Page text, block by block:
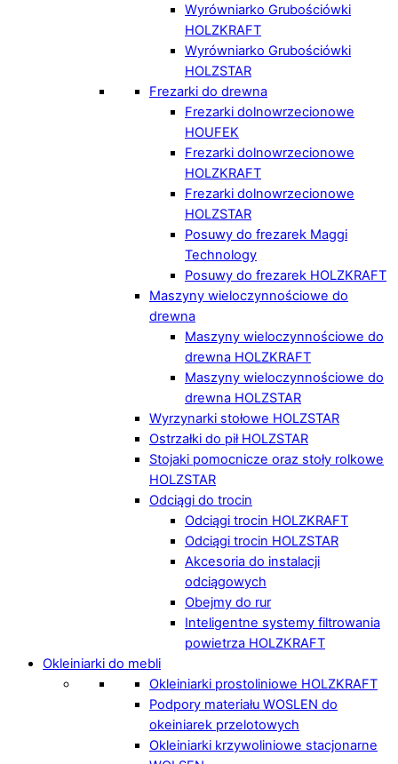
Wyrówniarko Grubościówki
HOLZKRAFT
Wyrówniarko Grubościówki
HOLZSTAR
Frezarki do drewna
Frezarki dolnowrzecionowe
HOUFEK
Frezarki dolnowrzecionowe
HOLZKRAFT
Frezarki dolnowrzecionowe
HOLZSTAR
Posuwy do frezarek Maggi
Technology
Posuwy do frezarek HOLZKRAFT
Maszyny wieloczynnościowe do
drewna
Maszyny wieloczynnościowe do
drewna HOLZKRAFT
Maszyny wieloczynnościowe do
drewna HOLZSTAR
Wyrzynarki stołowe HOLZSTAR
Ostrzałki do pił HOLZSTAR
Stojaki pomocnicze oraz stoły rolkowe
HOLZSTAR
Odciągi do trocin
Odciągi trocin HOLZKRAFT
Odciągi trocin HOLZSTAR
Akcesoria do instalacji
odciągowych
Obejmy do rur
Inteligentne systemy filtrowania
powietrza HOLZKRAFT
Okleiniarki do mebli
Okleiniarki prostoliniowe HOLZKRAFT
Podpory materiału WOSLEN do
okeiniarek przelotowych
Okleiniarki krzywoliniowe stacjonarne